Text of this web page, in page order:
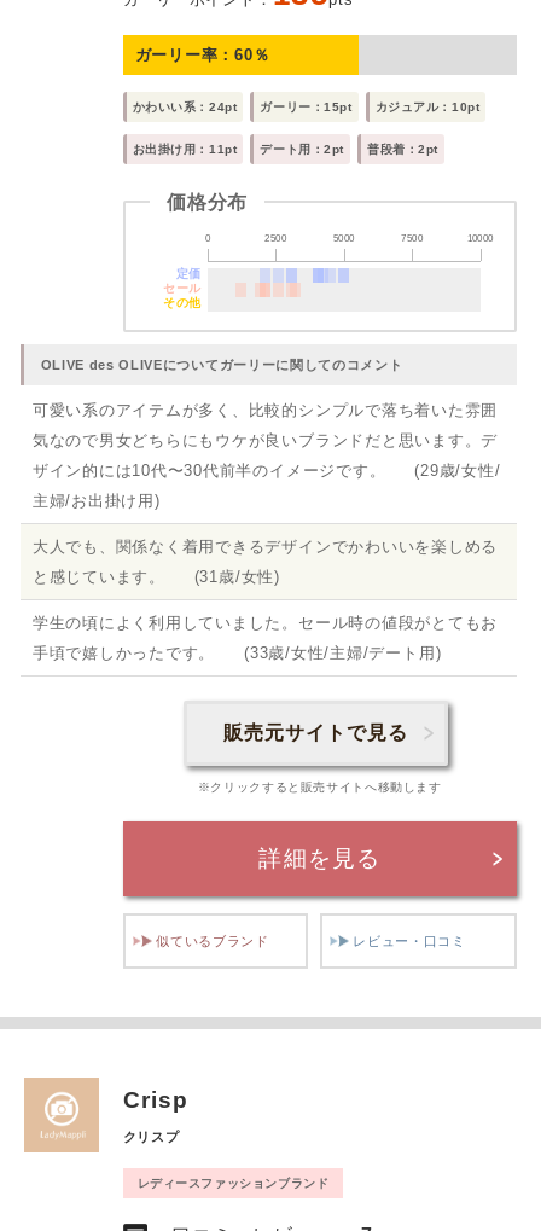
ガーリー率：60 ％
かわいい系：24pt ガーリー：15pt カジュアル：10pt
お出掛け用：11pt デート用：2pt 普段着：2pt
価格分布
0 2500 5000 7500 10000
定価
セール
その他
OLIVE des OLIVEについてガーリーに関してのコメント
可愛い系のアイテムが多く、比較的シンプルで落ち着いた雰囲
気なので男女どちらにもウケが良いブランドだと思います。デ
ザイン的には10代〜30代前半のイメージです。 (29歳/女性/
主婦/お出掛け用)
大人でも、関係なく着用できるデザインでかわいいを楽しめる
と感じています。 (31歳/女性)
学生の頃によく利用していました。セール時の値段がとてもお
手頃で嬉しかったです。 (33歳/女性/主婦/デート用)
販売元サイトで見る
※クリックすると販売サイトへ移動します
詳細を見る
似ているブランド レビュー・口コミ
Crisp
クリスプ
レディースファッションブランド